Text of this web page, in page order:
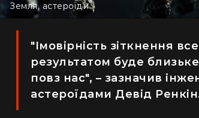
ПОДОРОЖІ
Земля, астероїди
"Імовірність зіткнення
результатом буде
повз нас", – зазначив
астероїдами Девід